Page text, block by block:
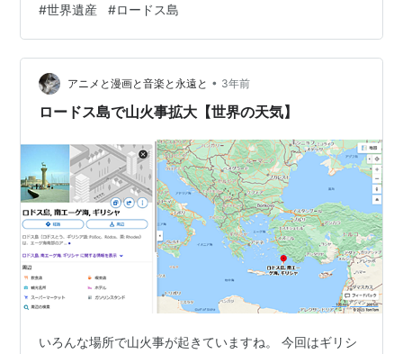
ートが迎えてくれる。厳重に守られた内部は今は観光都
市となっている。ここは城壁に囲まれた直径1キロほどの
都市である。内部では古い建物が改修されて住居として
使用されており、地震の多いこの地では補給のために建
物同士を繋いでいる。 その南には立派な要塞のような宮
#世界遺産 #ロードス島
アニメと漫画と音楽と永遠と • 3年前
ロードス島で山火事拡大【世界の天気】
いろんな場所で山火事が起きていますね。 今回はギリシ